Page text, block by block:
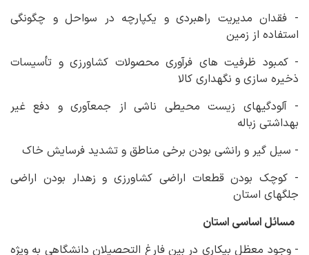
- فقدان مدیریت راهبردی و یکپارچه در سواحل و چگونگی
استفاده از زمین
- کمبود ظرفیت های فرآوری محصولات کشاورزی و تأسیسات
ذخیره سازی و نگهداری کالا
- آلودگی‏های زیست محیطی ناشی از جمع‏آوری و دفع غیر
بهداشتی زباله
- سیل گیر و رانشی بودن برخی مناطق و تشدید فرسایش خاک
- کوچک بودن قطعات اراضی کشاورزی و زهدار بودن اراضی
جلگه‏ای استان
مسائل اساسی استان
- وجود معظل بیکاری در بین فارغ التحصیلان دانشگاهی به ویژه